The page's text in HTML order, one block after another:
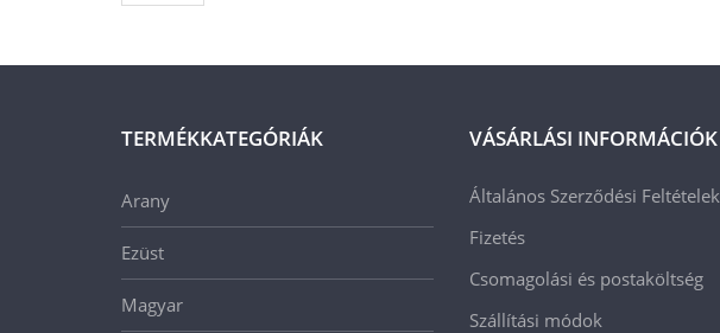
TERMÉKKATEGÓRIÁK
Arany
Ezüst
Magyar
VÁSÁRLÁSI INFORMÁCIÓK
Általános Szerződési Feltételek
Fizetés
Csomagolási és postaköltség
Szállítási módok